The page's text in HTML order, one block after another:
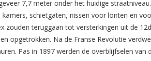
7,7 meter onder het huidige
schietgaten, nissen voor lonten en
zouden teruggaan tot versterkingen uit de
opgetrokken. Na de Franse Revolutie
Pas in 1897 werden de overblijfselen van